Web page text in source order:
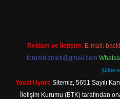
Reklam ve İletişim: E-mail:
forumhizmeti@gmail.com
Yasal Uyarı: Sitemiz, 5651 Sayılı
İletişim Kurumu (BTK) tarafından